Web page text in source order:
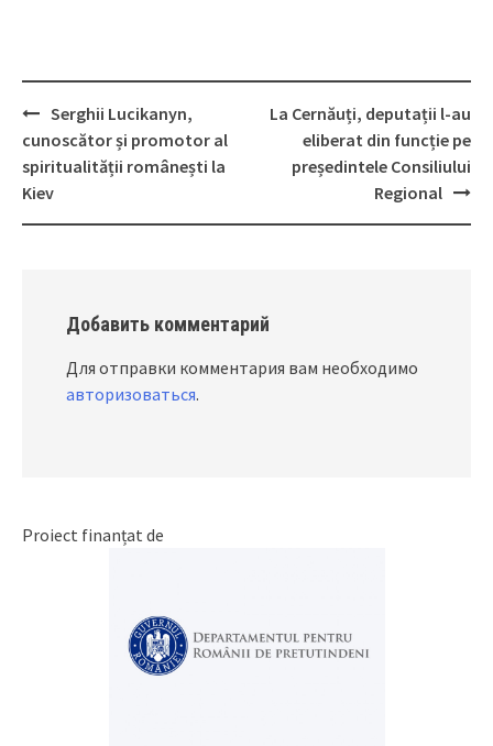
Post
navigation
Serghii Lucikanyn,
cunoscător și promotor al
spiritualității românești la
Kiev
La Cernăuți, deputații l-au
eliberat din funcție pe
președintele Consiliului
Regional
Добавить комментарий
Для отправки комментария вам необходимо
авторизоваться.
Proiect finanțat de